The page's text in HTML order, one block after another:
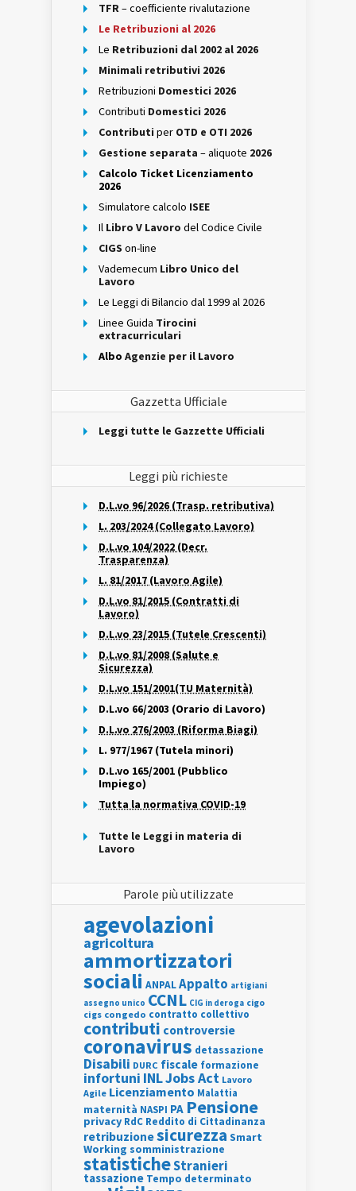
TFR– coefficiente rivalutazione
Le Retribuzioni al 2026
Le Retribuzioni dal 2002 al 2026
Minimali retributivi 2026
Retribuzioni Domestici 2026
Contributi Domestici 2026
Contributi per OTD e OTI 2026
Gestione separata – aliquote 2026
Calcolo Ticket Licenziamento
2026
Simulatore calcolo ISEE
Il Libro V Lavoro del Codice Civile
CIGS on-line
Vademecum Libro Unico del
Lavoro
Le Leggi di Bilancio dal 1999 al 2026
Linee Guida Tirocini
extracurriculari
Albo Agenzie per il Lavoro
Gazzetta Ufficiale
Leggi tutte le Gazzette Ufficiali
Leggi più richieste
D.L.vo 96/2026 (Trasp. retributiva)
L. 203/2024 (Collegato Lavoro)
D.L.vo 104/2022 (Decr.
Trasparenza)
L. 81/2017 (Lavoro Agile)
D.L.vo 81/2015 (Contratti di
Lavoro)
D.L.vo 23/2015 (Tutele Crescenti)
D.L.vo 81/2008 (Salute e
Sicurezza)
D.L.vo 151/2001(TU Maternità)
D.L.vo 66/2003 (Orario di Lavoro)
D.L.vo 276/2003 (Riforma Biagi)
L. 977/1967 (Tutela minori)
D.L.vo 165/2001 (Pubblico
Impiego)
Tutta la normativa COVID-19
Tutte le Leggi in materia di
Lavoro
Parole più utilizzate
agevolazioni
agricoltura
ammortizzatori
sociali ANPALAppalto artigiani
assegno unico CCNL CIG in deroga cigo
cigs congedo contratto collettivo
contributi controversie
coronavirus detassazione
Disabili DURC fiscale formazione
infortuni INLJobs Act Lavoro
Agile Licenziamento Malattia
maternità NASPI PA Pensione
privacy RdC Reddito di Cittadinanza
retribuzionesicurezza Smart
Working somministrazione
statisticheStranieri
tassazione Tempo determinato